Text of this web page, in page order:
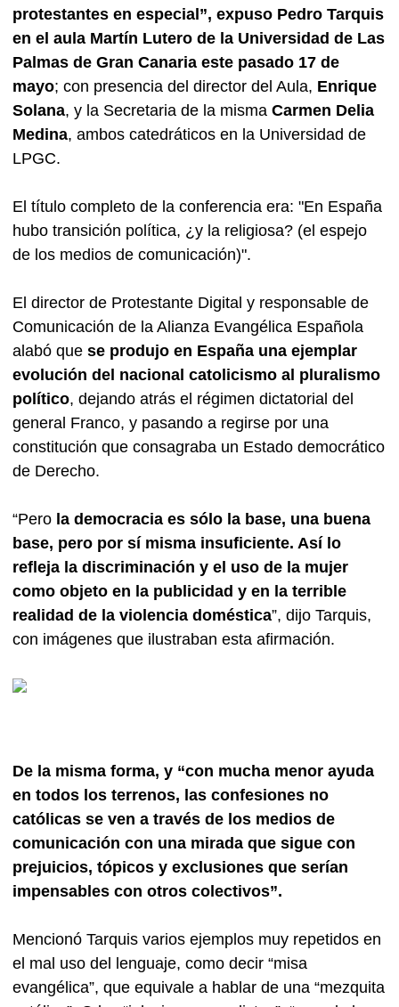
protestantes en especial”, expuso Pedro Tarquis
en el aula Martín Lutero de la Universidad de Las
Palmas de Gran Canaria este pasado 17 de
mayo; con presencia del director del Aula, Enrique
Solana, y la Secretaria de la misma Carmen Delia
Medina, ambos catedráticos en la Universidad de
LPGC.
El título completo de la conferencia era: "En España
hubo transición política, ¿y la religiosa? (el espejo
de los medios de comunicación)".
El director de Protestante Digital y responsable de
Comunicación de la Alianza Evangélica Española
alabó que se produjo en España una ejemplar
evolución del nacional catolicismo al pluralismo
político, dejando atrás el régimen dictatorial del
general Franco, y pasando a regirse por una
constitución que consagraba un Estado democrático
de Derecho.
“Pero la democracia es sólo la base, una buena
base, pero por sí misma insuficiente. Así lo
refleja la discriminación y el uso de la mujer
como objeto en la publicidad y en la terrible
realidad de la violencia doméstica”, dijo Tarquis,
con imágenes que ilustraban esta afirmación.
De la misma forma, y “con mucha menor ayuda
en todos los terrenos, las confesiones no
católicas se ven a través de los medios de
comunicación con una mirada que sigue con
prejuicios, tópicos y exclusiones que serían
impensables con otros colectivos”.
Mencionó Tarquis varios ejemplos muy repetidos en
el mal uso del lenguaje, como decir “misa
evangélica”, que equivale a hablar de una “mezquita